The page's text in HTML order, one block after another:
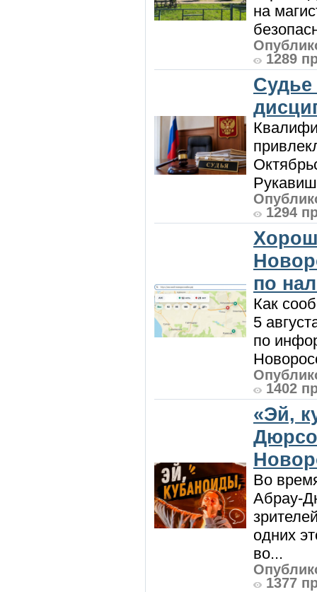
на
1289
1294
по
Как
5
по
1402
«Эй,
Во
Абрау-
одних
во...
1377